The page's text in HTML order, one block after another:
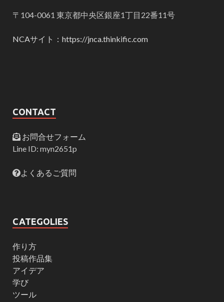
〒104-0061 東京都中央区銀座1丁目22番11号
NCAサイト：https://jnca.thinkific.com
CONTACT
お問合せフォーム
Line ID: myn2651p
よくあるご質問
CATEGOLIES
作り方
投稿作品集
アイデア
学び
ツール